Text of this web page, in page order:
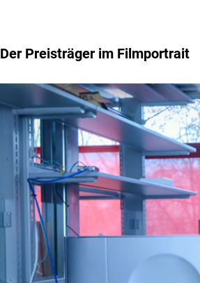
Der Preisträger im Filmportrait